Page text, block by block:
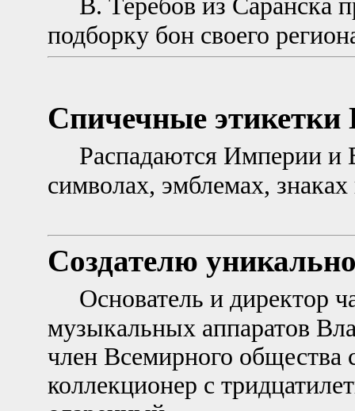
В. Теребов из Саранска
подборку бон своего
Спичечные
Распадаются Империи и
символах, эмблемах,
Создателю
Основатель и директор
музыкальных аппаратов
член Всемирного общества
коллекционер с